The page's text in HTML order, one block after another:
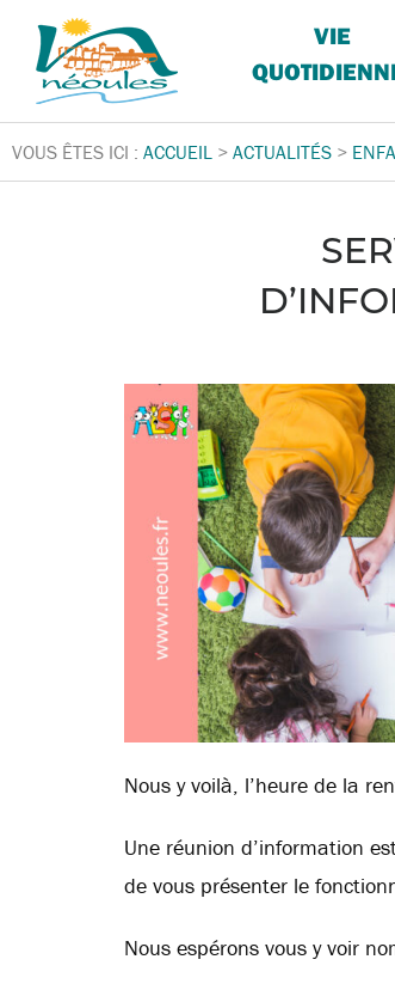
VIE
VOUS ÊTES ICI : ACCUEIL > ACTUALITÉS >
Nous y voilà, l’heure de la
Une réunion d’information
de vous présenter le
Nous espérons vous y voir